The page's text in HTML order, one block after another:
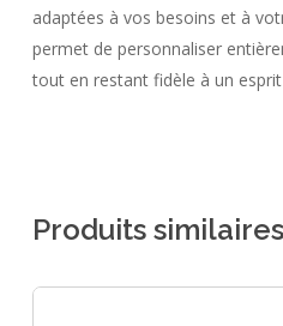
adaptées à vos besoins et à
permet de personnaliser
tout en restant fidèle à un
Produits similaires